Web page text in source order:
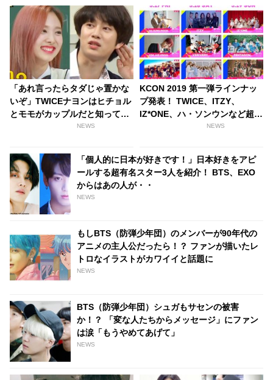
「あれ言ったらタダじゃ置かな
いぞ」TWICEナヨンはヒチョル
とモモがカップルだと知ってい
た？ 2017年のバラエティー番
に・・[動画あり]
NEWS
KCON 2019 第一弾ラインナッ
プ発表！ TWICE、ITZY、
IZ*ONE、ハ・ソンウンなど超豪
華K-POPアーティストが出演決
NEWS
「個人的に日本が好きです！」日本好きをアピ
ールする超有名スター3人を紹介！ BTS、EXO
からはあの人が・・
NEWS
もしBTS（防弾少年団）のメンバーが90年代の
アニメの主人公だったら！？ ファンが描いたレ
トロなイラストがカワイイと話題に
NEWS
BTS（防弾少年団）シュガもサセンの被害
か！？ 「変な人たちからメッセージ」にファン
は涙「もうやめてあげて」
NEWS